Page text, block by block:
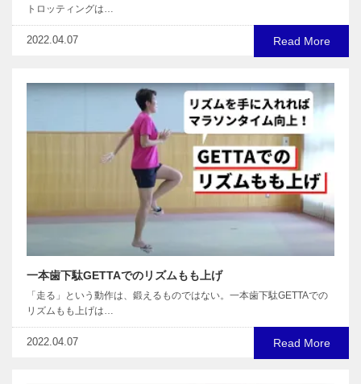
トロッティングは…
Read More
2022.04.07
一本歯下駄GETTAでのリズムもも上げ
「走る」という動作は、鍛えるものではない。一本歯下駄GETTAでの
リズムもも上げは…
Read More
2022.04.07